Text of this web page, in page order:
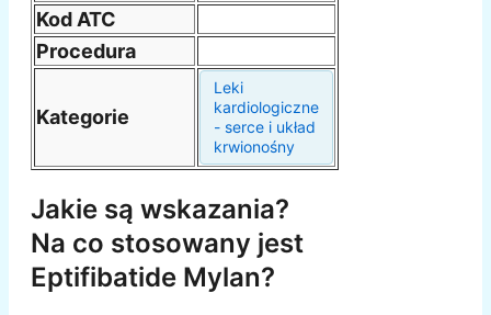
Kod ATC
Procedura
Kategorie
Leki
kardiologiczne
- serce i układ
krwionośny
Jakie są wskazania?
Na co stosowany jest
Eptifibatide Mylan?